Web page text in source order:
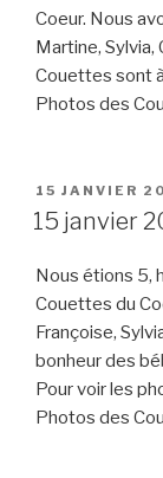
Coeur. Nous
Martine,
Couettes sont
Photos des
PUBLIÉ
LE
15 JANVIER
15 janvier
Nous étions 5,
Couettes du
Françoise,
bonheur des
Pour voir les
Photos des